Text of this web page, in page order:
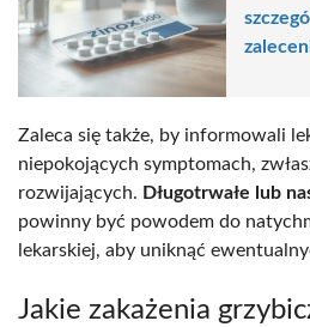
Zaleca się także, by informowali
niepokojących symptomach,
rozwijających. Długotrwałe lub
powinny być powodem do
lekarskiej, aby uniknąć
Jakie zakażenia